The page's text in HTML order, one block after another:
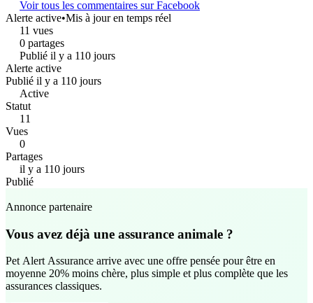
Voir tous les commentaires sur Facebook
Alerte active•Mis à jour en temps réel
11 vues
0 partages
Publié il y a 110 jours
Alerte active
Publié il y a 110 jours
Active
Statut
11
Vues
0
Partages
il y a 110 jours
Publié
Annonce partenaire
Vous avez déjà une assurance animale ?
Pet Alert Assurance arrive avec une offre pensée pour être en
moyenne 20% moins chère, plus simple et plus complète que les
assurances classiques.